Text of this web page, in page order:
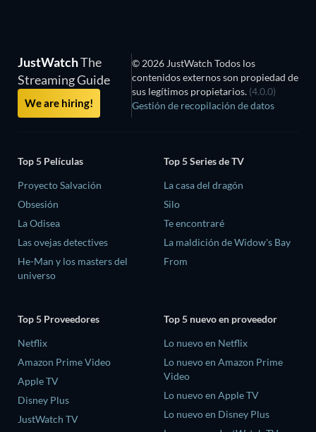
JustWatchThe
Streaming Guide
We are hiring!
© 2026 JustWatch Todos los
contenidos externos son propiedad de
sus legítimos propietarios. (4.0.0)
Gestión de recopilación de datos
Top 5 Películas
Proyecto Salvación
Obsesión
La Odisea
Las ovejas detectives
He-Man y los masters del
universo
Top 5 Series de TV
La casa del dragón
Silo
Te encontraré
La maldición de Widow's Bay
From
Top 5 Proveedores
Netflix
Amazon Prime Video
Apple TV
Disney Plus
JustWatch TV
Top 5 nuevo en proveedor
Lo nuevo en Netflix
Lo nuevo en Amazon Prime
Video
Lo nuevo en Apple TV
Lo nuevo en Disney Plus